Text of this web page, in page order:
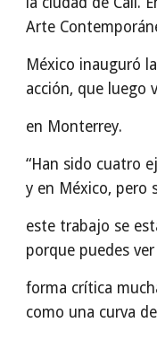
Arte
México inauguró
acción, que luego
en Monterrey.
“Han sido cuatro
y en México, pero
este trabajo se
porque puedes
forma crítica
como una curva